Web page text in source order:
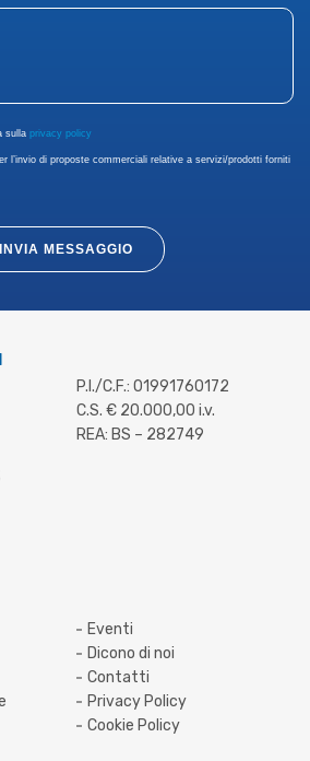
sulla privacy policy
l’invio di proposte commerciali relative a servizi/prodotti forniti
INVIA MESSAGGIO
P.I./C.F.: 01991760172
C.S. € 20.000,00 i.v.
REA: BS – 282749
Eventi
Dicono di noi
Contatti
Privacy Policy
Cookie Policy